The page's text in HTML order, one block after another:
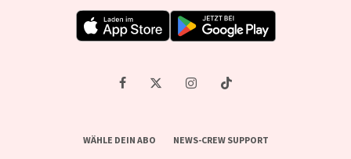
WÄHLE DEIN ABO NEWS-CREW SUPPORT